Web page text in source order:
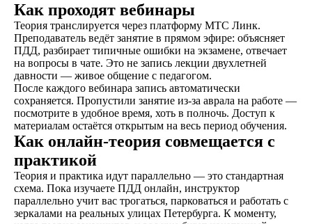
Как проходят вебинары
Теория транслируется через платформу МТС Линк.
Преподаватель ведёт занятие в прямом эфире: объясняет
ПДД, разбирает типичные ошибки на экзамене, отвечает
на вопросы в чате. Это не запись лекции двухлетней
давности — живое общение с педагогом.
После каждого вебинара запись автоматически
сохраняется. Пропустили занятие из-за аврала на работе —
посмотрите в удобное время, хоть в полночь. Доступ к
материалам остаётся открытым на весь период обучения.
Как онлайн-теория совмещается с
практикой
Теория и практика идут параллельно — это стандартная
схема. Пока изучаете ПДД онлайн, инструктор
параллельно учит вас трогаться, парковаться и работать с
зеркалами на реальных улицах Петербурга. К моменту,
В сопровождении
наших представителей,
сдаете экзамены в ГАИ
и получаете
водительское
Удостоверение
Сдаете внутренние
экзамены в автошколе
и получаете
свидетельство
об окончании
Экзамен